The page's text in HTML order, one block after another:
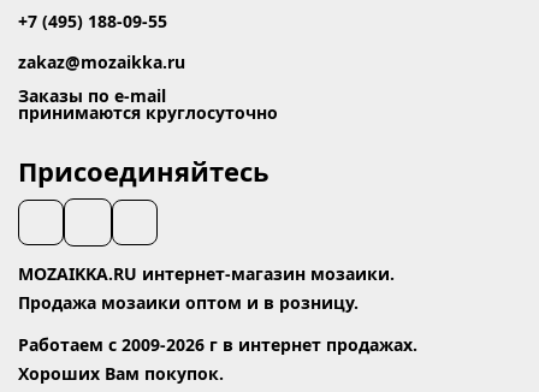
+7 (495) 188-09-55
zakaz@mozaikka.ru
Заказы по e-mail
принимаются круглосуточно
Присоединяйтесь
MOZAIKKA.RU интернет-магазин мозаики.
Продажа мозаики оптом и в розницу.
Работаем с 2009-2026 г в интернет продажах.
Хороших Вам покупок.